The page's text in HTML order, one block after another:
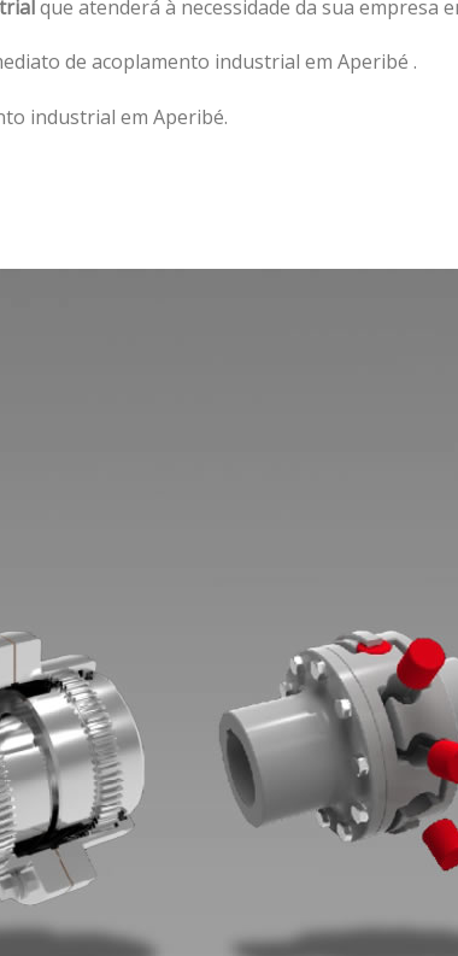
que atenderá à necessidade da sua empresa
de acoplamento industrial em Aperibé .
industrial em Aperibé.